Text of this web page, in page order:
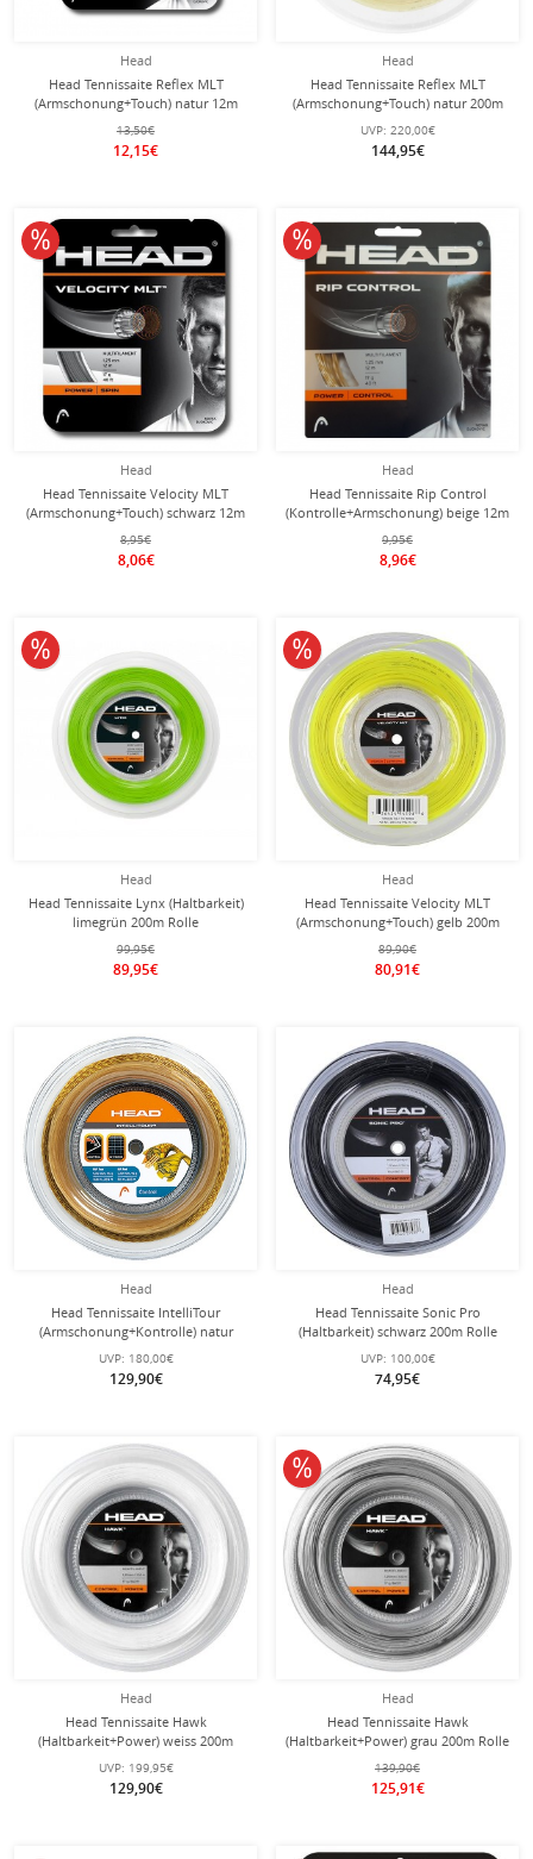
Head
Head Tennissaite Reflex MLT
(Armschonung+Touch) natur 12m
Set
13,50€
12,15€
Head
Head Tennissaite Reflex MLT
(Armschonung+Touch) natur 200m
Rolle
UVP: 220,00€
144,95€
Head
Head Tennissaite Velocity MLT
(Armschonung+Touch) schwarz 12m
Set
8,95€
8,06€
10% reduziert
Head
Head Tennissaite Rip Control
(Kontrolle+Armschonung) beige 12m
Set
9,95€
8,96€
10% reduziert
Head
Head Tennissaite Lynx (Haltbarkeit)
limegrün 200m Rolle
99,95€
89,95€
10% reduziert
Head
Head Tennissaite Velocity MLT
(Armschonung+Touch) gelb 200m
Rolle
89,90€
80,91€
10% reduziert
Head
Head Tennissaite IntelliTour
(Armschonung+Kontrolle) natur
200m Rolle
UVP: 180,00€
129,90€
Head
Head Tennissaite Sonic Pro
(Haltbarkeit) schwarz 200m Rolle
UVP: 100,00€
74,95€
Head
Head Tennissaite Hawk
(Haltbarkeit+Power) weiss 200m
Rolle
UVP: 199,95€
129,90€
Head
Head Tennissaite Hawk
(Haltbarkeit+Power) grau 200m Rolle
139,90€
125,91€
10% reduziert